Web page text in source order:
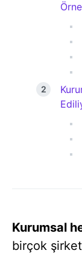
Kurumsal
birçok